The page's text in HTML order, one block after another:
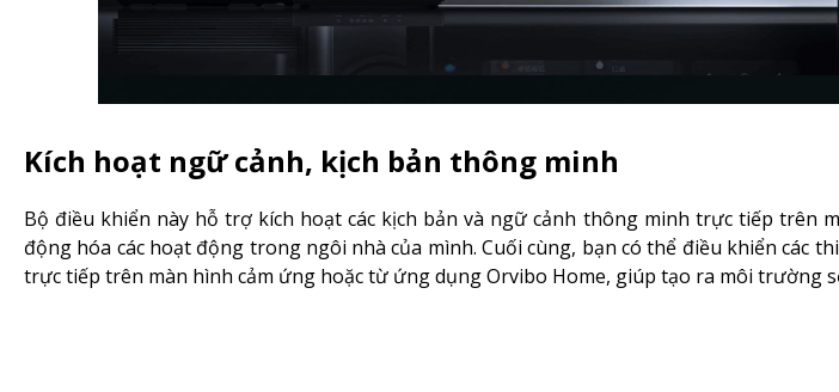
Kích hoạt ngữ cảnh, kịch bản thông minh
Bộ điều khiển này hỗ trợ kích hoạt các kịch bản và ngữ cảnh thông minh trực tiếp trên
động hóa các hoạt động trong ngôi nhà của mình. Cuối cùng, bạn có thể điều khiển các
trực tiếp trên màn hình cảm ứng hoặc từ ứng dụng Orvibo Home, giúp tạo ra môi trường